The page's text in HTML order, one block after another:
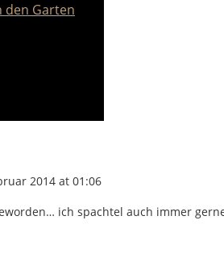
den Garten
2014 at 01:06
ich spachtel auch immer